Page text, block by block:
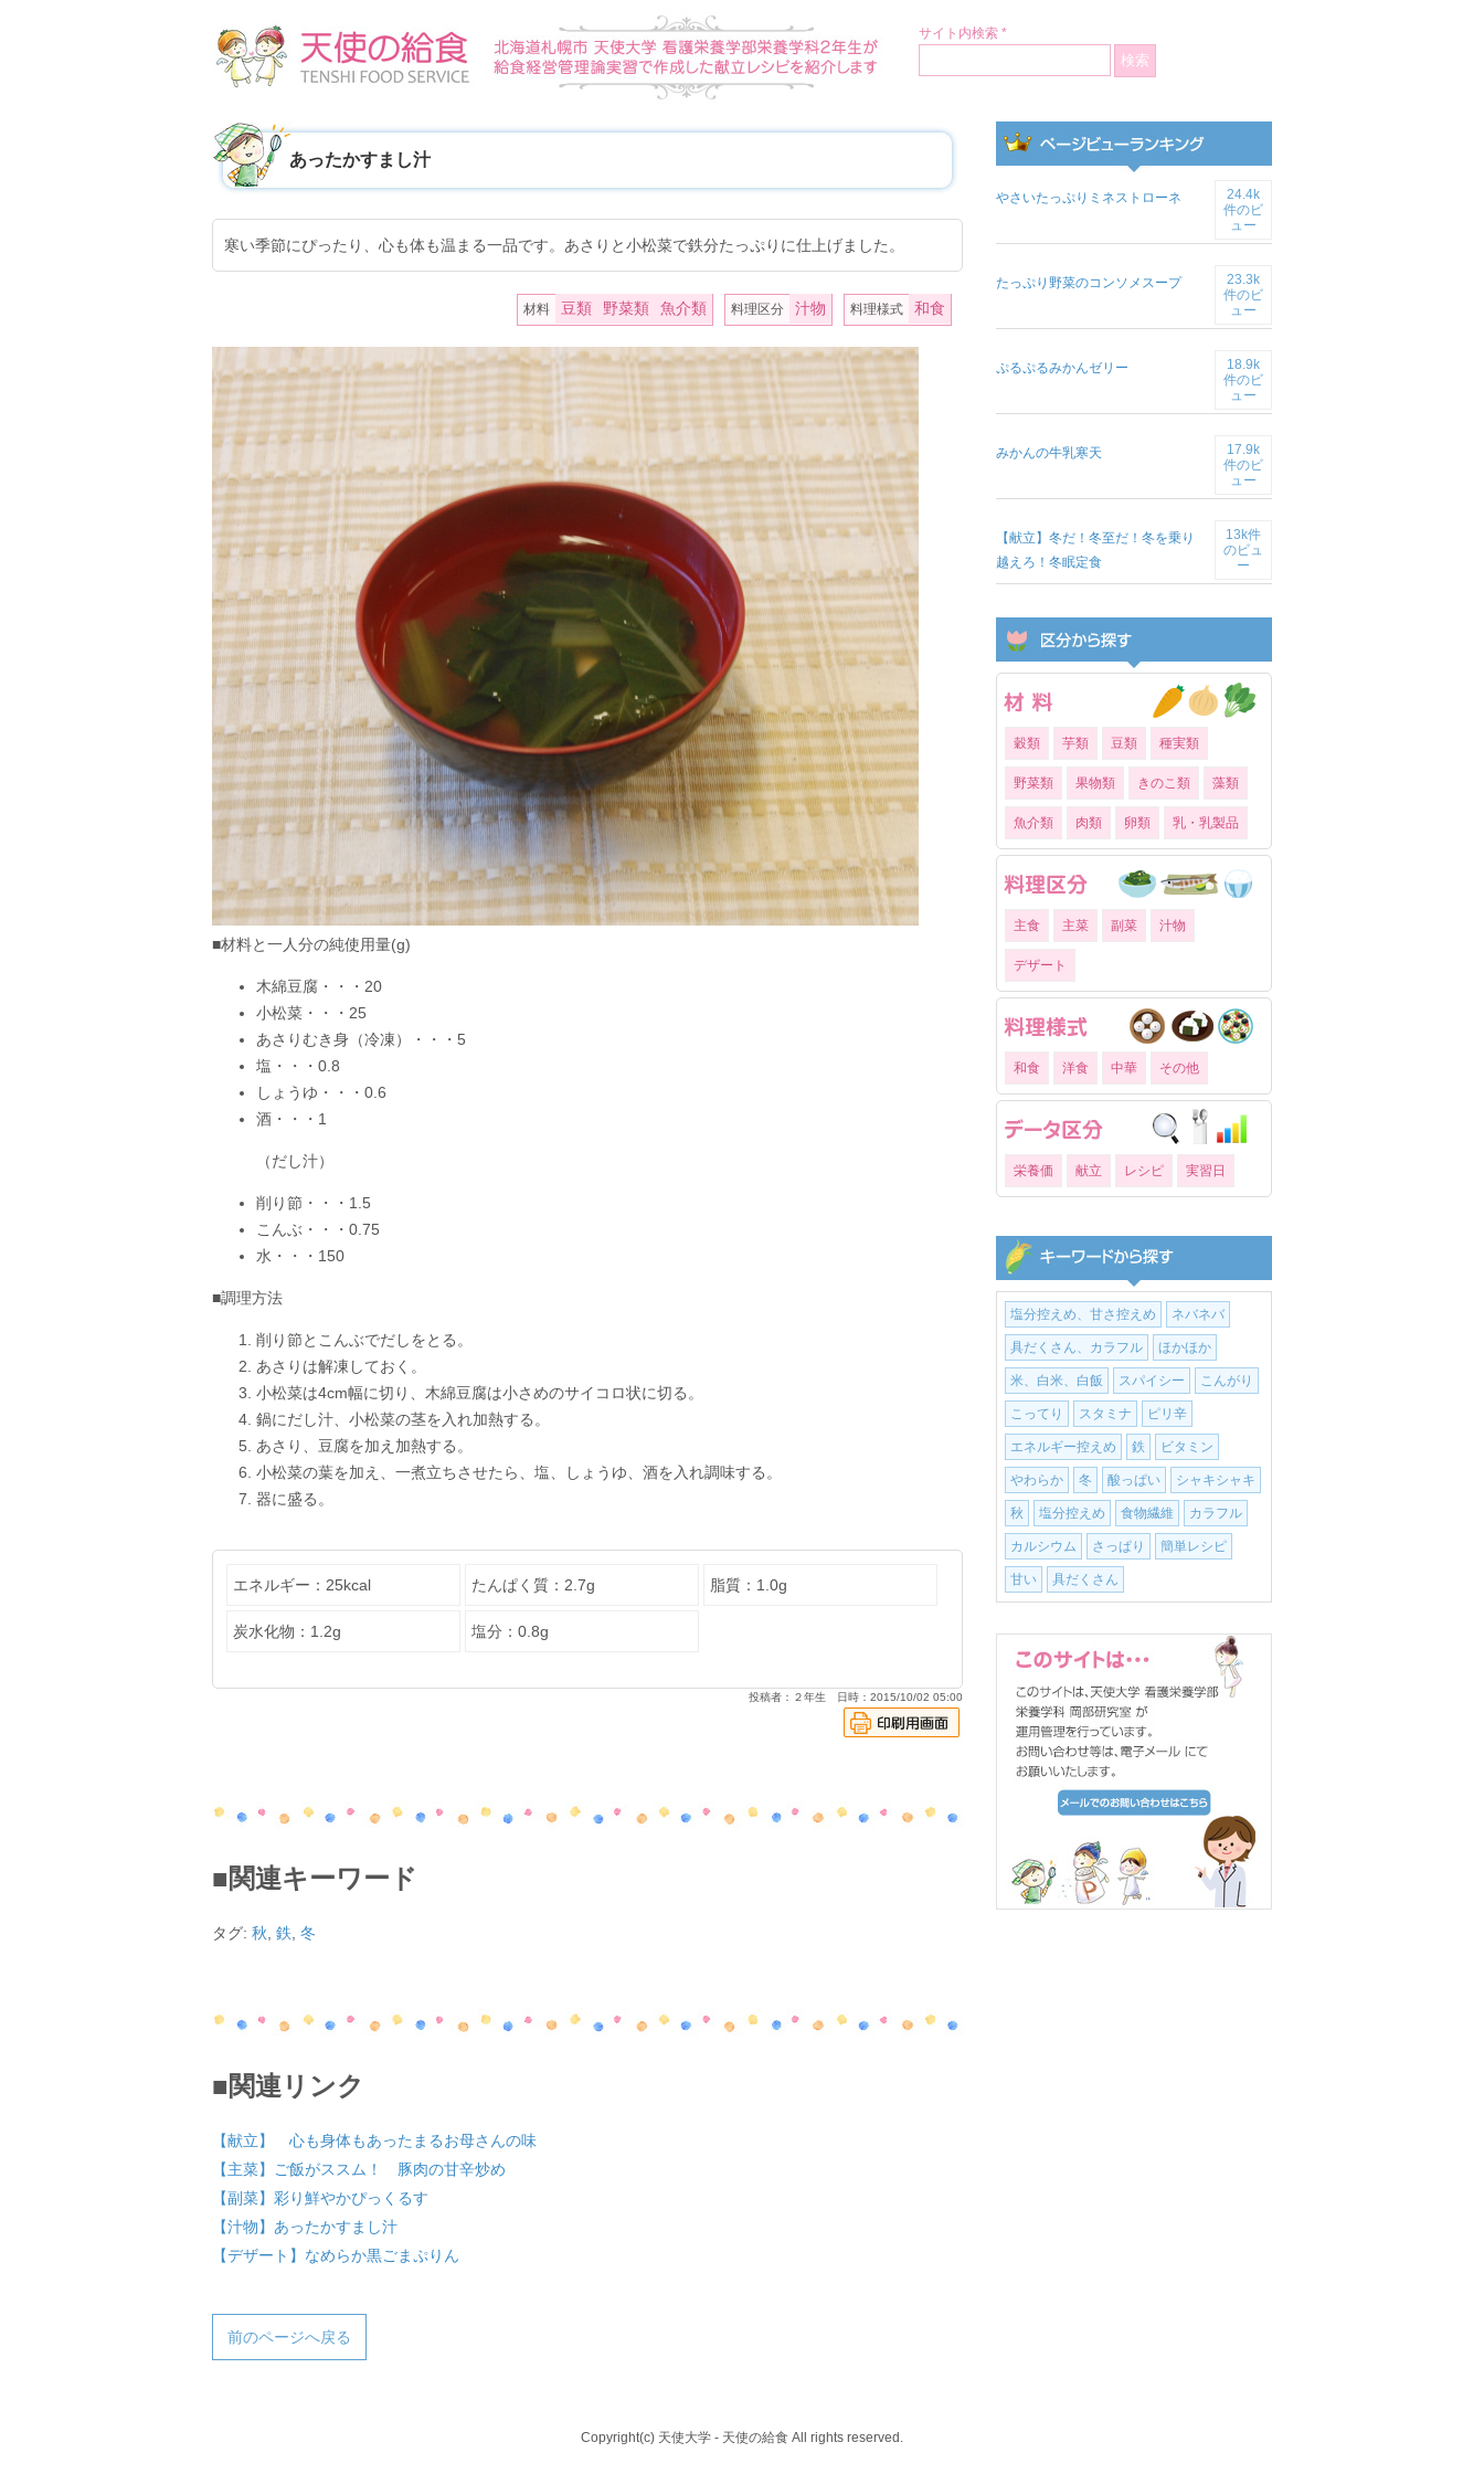
サイト内検索 *
あったかすまし汁
寒い季節にぴったり、心も体も温まる一品です。あさりと小松菜で鉄分たっぷりに仕上げました。
材料 豆類 野菜類 魚介類 料理区分 汁物 料理様式 和食
■材料と一人分の純使用量(g)
木綿豆腐・・・20
小松菜・・・25
あさりむき身（冷凍）・・・5
塩・・・0.8
しょうゆ・・・0.6
酒・・・1
（だし汁）
削り節・・・1.5
こんぶ・・・0.75
水・・・150
■調理方法
削り節とこんぶでだしをとる。
あさりは解凍しておく。
小松菜は4cm幅に切り、木綿豆腐は小さめのサイコロ状に切る。
鍋にだし汁、小松菜の茎を入れ加熱する。
あさり、豆腐を加え加熱する。
小松菜の葉を加え、一煮立ちさせたら、塩、しょうゆ、酒を入れ調味する。
器に盛る。
エネルギー：25kcal たんぱく質：2.7g 脂質：1.0g
炭水化物：1.2g 塩分：0.8g
投稿者：２年生 日時：2015/10/02 05:00
■関連キーワード
タグ: 秋 鉄 冬
■関連リンク
【献立】 心も身体もあったまるお母さんの味
【主菜】ご飯がススム！ 豚肉の甘辛炒め
【副菜】彩り鮮やかぴっくるす
【汁物】あったかすまし汁
【デザート】なめらか黒ごまぷりん
前のページへ戻る
やさいたっぷりミネストローネ
24.4k
件のビ
ュー
たっぷり野菜のコンソメスープ
23.3k
件のビ
ュー
ぷるぷるみかんゼリー
18.9k
件のビ
ュー
みかんの牛乳寒天
17.9k
件のビ
ュー
【献立】冬だ！冬至だ！冬を乗り
越えろ！冬眠定食
13k件
のビュ
ー
穀類 芋類 豆類 種実類
野菜類 果物類 きのこ類 藻類
魚介類 肉類 卵類 乳・乳製品
主食 主菜 副菜 汁物
デザート
和食 洋食 中華 その他
栄養価 献立 レシピ 実習日
塩分控えめ、甘さ控えめ ネバネバ
具だくさん、カラフル ほかほか
米、白米、白飯 スパイシー こんがり
こってり スタミナ ピリ辛
エネルギー控えめ 鉄 ビタミン
やわらか 冬 酸っぱい シャキシャキ
秋 塩分控えめ 食物繊維 カラフル
カルシウム さっぱり 簡単レシピ
甘い 具だくさん
Copyright(c) 天使大学 - 天使の給食 All rights reserved.